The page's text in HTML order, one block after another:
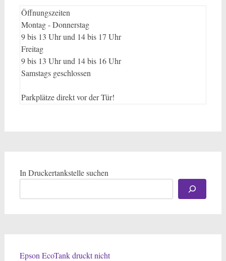
Öffnungszeiten
Montag - Donnerstag
9 bis 13 Uhr und 14 bis 17 Uhr
Freitag
9 bis 13 Uhr und 14 bis 16 Uhr
Samstags geschlossen
Parkplätze direkt vor der Tür!
In Druckertankstelle suchen
Epson EcoTank druckt nicht